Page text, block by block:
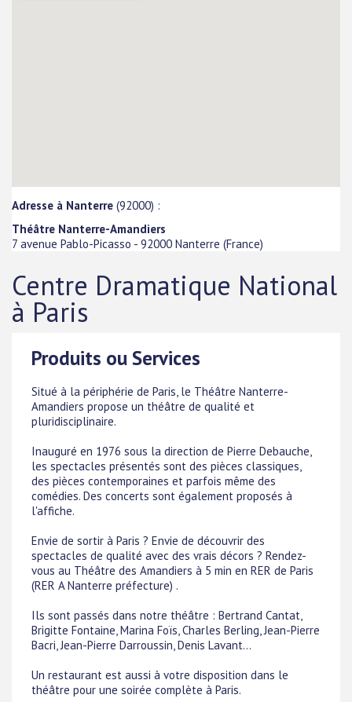
Adresse à Nanterre (92000) :
Théâtre Nanterre-Amandiers
7 avenue Pablo-Picasso - 92000 Nanterre (France)
Centre Dramatique National
à Paris
Produits ou Services
Situé à la périphérie de Paris, le Théâtre Nanterre-
Amandiers propose un théâtre de qualité et
pluridisciplinaire.
Inauguré en 1976 sous la direction de Pierre Debauche,
les spectacles présentés sont des pièces classiques,
des pièces contemporaines et parfois même des
comédies. Des concerts sont également proposés à
l'affiche.
Envie de sortir à Paris ? Envie de découvrir des
spectacles de qualité avec des vrais décors ? Rendez-
vous au Théâtre des Amandiers à 5 min en RER de Paris
(RER A Nanterre préfecture) .
Ils sont passés dans notre théâtre : Bertrand Cantat,
Brigitte Fontaine, Marina Foïs, Charles Berling, Jean-Pierre
Bacri, Jean-Pierre Darroussin, Denis Lavant...
Un restaurant est aussi à votre disposition dans le
théâtre pour une soirée complète à Paris.